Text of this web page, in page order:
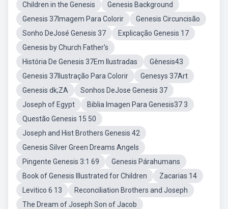
Children in the Genesis
Genesis Background
Genesis 37Imagem Para Colorir
Genesis Circuncisão
Sonho DeJosé Genesis 37
Explicação Genesis 17
Genesis by Church Father's
História De Genesis 37Em Ilustradas
Gênesis43
Genesis 37Ilustração Para Colorir
Genesys 37Art
Genesis dk;ZA
Sonhos DeJose Genesis 37
Joseph of Egypt
Biblia Imagen Para Genesis37 3
Questão Genesis 15 50
Joseph and Hist Brothers Genesis 42
Genesis Silver Green Dreams Angels
Pingente Genesis 3:1 69
Genesis Párahumans
Book of Genesis Illustrated for Children
Zacarias 14
Levitico 6 13
Reconciliation Brothers and Joseph
The Dream of Joseph Son of Jacob